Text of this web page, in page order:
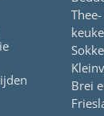
Brei